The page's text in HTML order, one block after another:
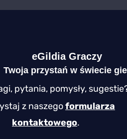
eGildia Graczy
Twoja przystań w świecie
pytania, pomysły,
z naszegoformularza
kontaktowego.